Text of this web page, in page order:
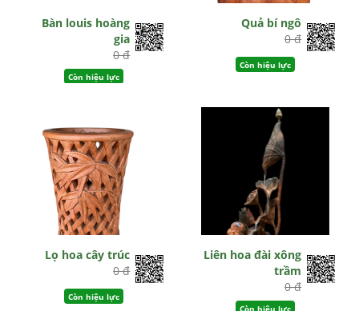
Bàn louis hoàng
gia
0 đ
Còn hiệu lực
Quả bí ngô
0 đ
Còn hiệu lực
Lọ hoa cây trúc
0 đ
Còn hiệu lực
Liên hoa đài xông
trầm
0 đ
Còn hiệu lực